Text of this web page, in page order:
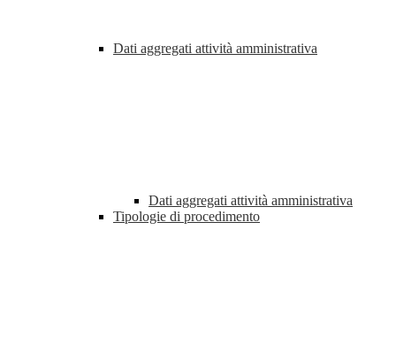
Dati aggregati attività amministrativa
Dati aggregati attività amministrativa
Tipologie di procedimento